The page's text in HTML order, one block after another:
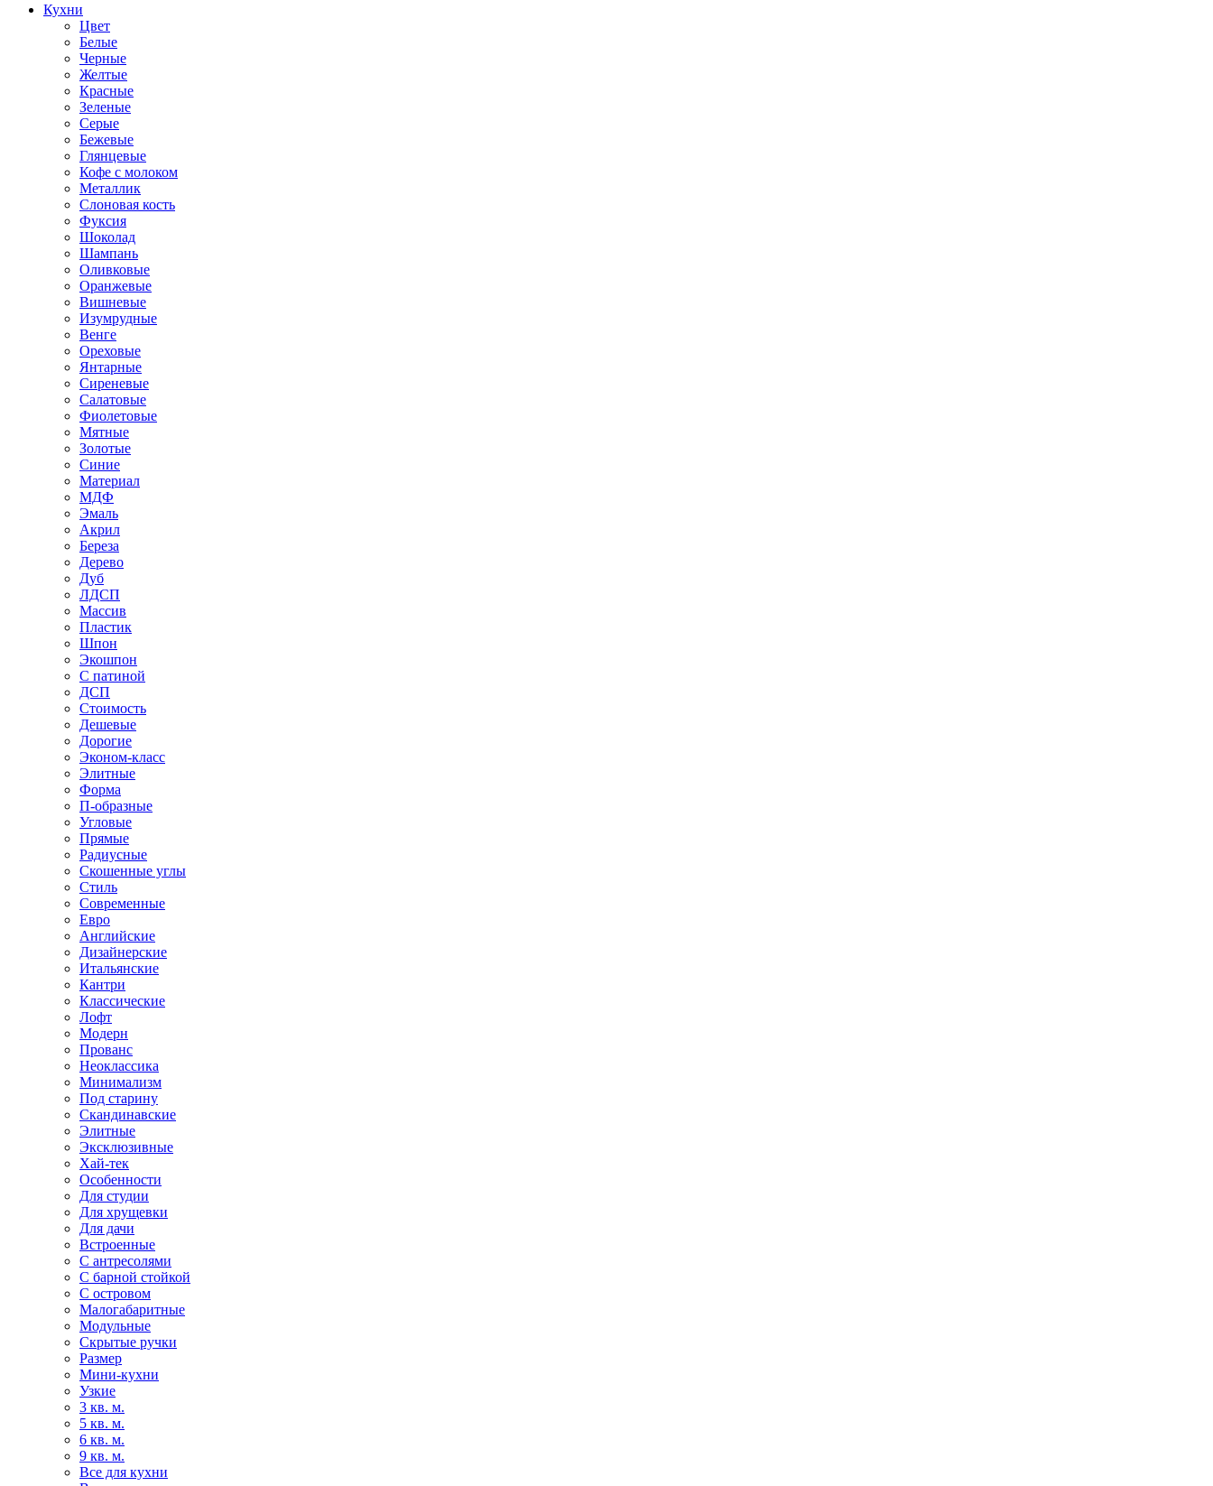
Кухни
Цвет
Белые
Черные
Желтые
Красные
Зеленые
Серые
Бежевые
Глянцевые
Кофе с молоком
Металлик
Слоновая кость
Фуксия
Шоколад
Шампань
Оливковые
Оранжевые
Вишневые
Изумрудные
Венге
Ореховые
Янтарные
Сиреневые
Салатовые
Фиолетовые
Мятные
Золотые
Синие
Материал
МДФ
Эмаль
Акрил
Береза
Дерево
Дуб
ЛДСП
Массив
Пластик
Шпон
Экошпон
С патиной
ДСП
Стоимость
Дешевые
Дорогие
Эконом-класс
Элитные
Форма
П-образные
Угловые
Прямые
Радиусные
Скошенные углы
Стиль
Современные
Евро
Английские
Дизайнерские
Итальянские
Кантри
Классические
Лофт
Модерн
Прованс
Неоклассика
Минимализм
Под старину
Скандинавские
Элитные
Эксклюзивные
Хай-тек
Особенности
Для студии
Для хрущевки
Для дачи
Встроенные
С антресолями
С барной стойкой
С островом
Малогабаритные
Модульные
Скрытые ручки
Размер
Мини-кухни
Узкие
3 кв. м.
5 кв. м.
6 кв. м.
9 кв. м.
Все для кухни